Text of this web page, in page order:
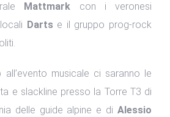
Mattmark con i veronesi
Darts e il gruppo prog-rock
musicale ci saranno le
e slackline presso la Torre T3 di
delle guide alpine e di Alessio